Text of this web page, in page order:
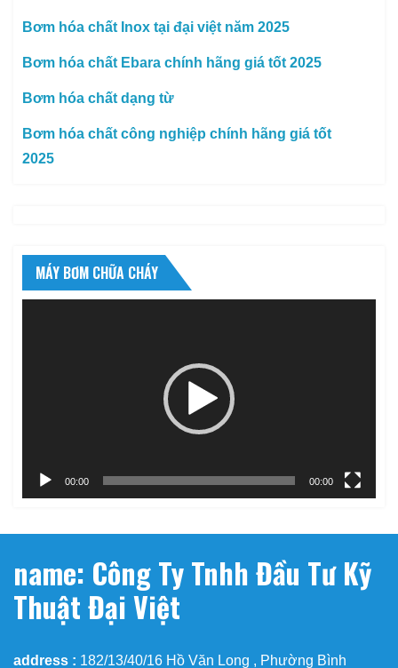
Bơm hóa chất Inox tại đại việt năm 2025
Bơm hóa chất Ebara chính hãng giá tốt 2025
Bơm hóa chất dạng từ
Bơm hóa chất công nghiệp chính hãng giá tốt
2025
MÁY BƠM CHỮA CHÁY
00:00 00:00
name: Công Ty Tnhh Đầu Tư Kỹ
Thuật Đại Việt
address : 182/13/40/16 Hồ Văn Long , Phường Bình